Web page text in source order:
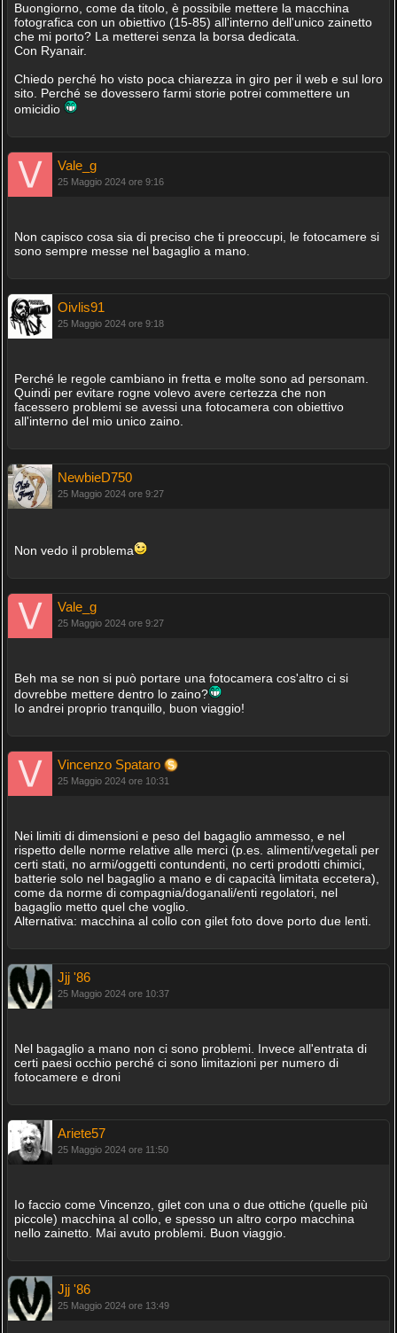
Buongiorno, come da titolo, è possibile mettere la macchina
fotografica con un obiettivo (15-85) all'interno dell'unico zainetto
che mi porto? La metterei senza la borsa dedicata.
Con Ryanair.
Chiedo perché ho visto poca chiarezza in giro per il web e sul loro
sito. Perché se dovessero farmi storie potrei commettere un
omicidio
Vale_g
25 Maggio 2024 ore 9:16
Non capisco cosa sia di preciso che ti preoccupi, le fotocamere si
sono sempre messe nel bagaglio a mano.
Oivlis91
25 Maggio 2024 ore 9:18
Perché le regole cambiano in fretta e molte sono ad personam.
Quindi per evitare rogne volevo avere certezza che non
facessero problemi se avessi una fotocamera con obiettivo
all'interno del mio unico zaino.
NewbieD750
25 Maggio 2024 ore 9:27
Non vedo il problema
Vale_g
25 Maggio 2024 ore 9:27
Beh ma se non si può portare una fotocamera cos'altro ci si
dovrebbe mettere dentro lo zaino?
Io andrei proprio tranquillo, buon viaggio!
Vincenzo Spataro
25 Maggio 2024 ore 10:31
Nei limiti di dimensioni e peso del bagaglio ammesso, e nel
rispetto delle norme relative alle merci (p.es. alimenti/vegetali per
certi stati, no armi/oggetti contundenti, no certi prodotti chimici,
batterie solo nel bagaglio a mano e di capacità limitata eccetera),
come da norme di compagnia/doganali/enti regolatori, nel
bagaglio metto quel che voglio.
Alternativa: macchina al collo con gilet foto dove porto due lenti.
Jjj '86
25 Maggio 2024 ore 10:37
Nel bagaglio a mano non ci sono problemi. Invece all'entrata di
certi paesi occhio perché ci sono limitazioni per numero di
fotocamere e droni
Ariete57
25 Maggio 2024 ore 11:50
Io faccio come Vincenzo, gilet con una o due ottiche (quelle più
piccole) macchina al collo, e spesso un altro corpo macchina
nello zainetto. Mai avuto problemi. Buon viaggio.
Jjj '86
25 Maggio 2024 ore 13:49